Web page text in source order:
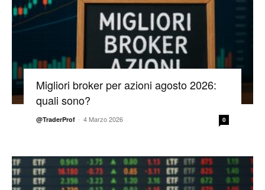
Migliori broker per azioni agosto 2026:
quali sono?
@TraderProf - 4 Marzo 2026 0